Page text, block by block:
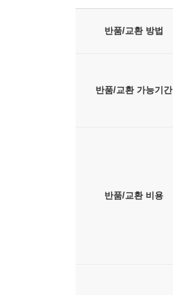
반품/교환 방법
반품/교환 가능기간
반품/교환 비용